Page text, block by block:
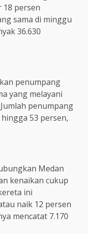
18 persen
sama di minggu
36.630
penumpang
yang melayani
penumpang
53 persen,
Medan
kenaikan cukup
ini
naik 12 persen
mencatat 7.170